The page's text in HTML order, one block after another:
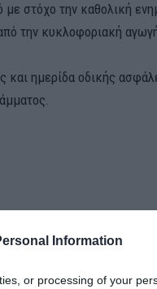
Information
or processing of your
με στόχο την καθολική
την κυκλοφοριακή
και ημερίδα οδικής